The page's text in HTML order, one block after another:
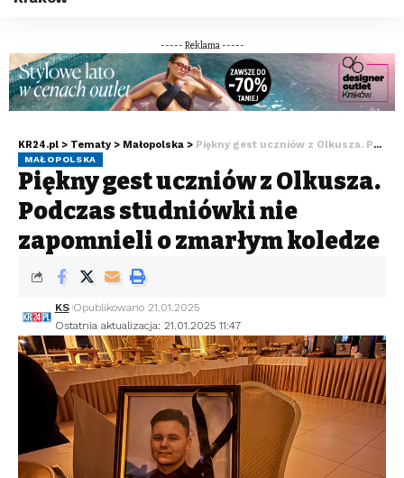
----- Reklama -----
KR24.pl > Tematy > Małopolska > Piękny gest uczniów z Olkusza. Podczas studniówki nie zapomnieli o zmarłym koledze
MAŁOPOLSKA
Piękny gest uczniów z Olkusza.
Podczas studniówki nie
zapomnieli o zmarłym koledze
Ostatnia aktualizacja: 21.01.2025 11:47
KS Opublikowano 21.01.2025